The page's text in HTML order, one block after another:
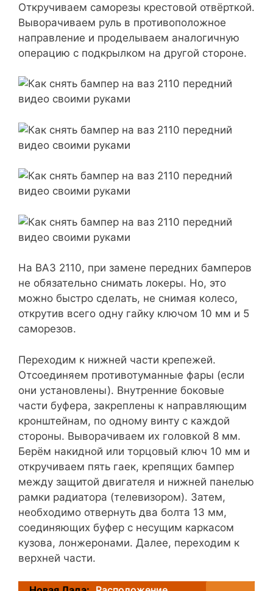
Откручиваем саморезы крестовой отвёрткой.
Выворачиваем руль в противоположное
направление и проделываем аналогичную
операцию с подкрылком на другой стороне.
На ВАЗ 2110, при замене передних бамперов
не обязательно снимать локеры. Но, это
можно быстро сделать, не снимая колесо,
открутив всего одну гайку ключом 10 мм и 5
саморезов.
Переходим к нижней части крепежей.
Отсоединяем противотуманные фары (если
они установлены). Внутренние боковые
части буфера, закреплены к направляющим
кронштейнам, по одному винту с каждой
стороны. Выворачиваем их головкой 8 мм.
Берём накидной или торцовый ключ 10 мм и
откручиваем пять гаек, крепящих бампер
между защитой двигателя и нижней панелью
рамки радиатора (телевизором). Затем,
необходимо отвернуть два болта 13 мм,
соединяющих буфер с несущим каркасом
кузова, лонжеронами. Далее, переходим к
верхней части.